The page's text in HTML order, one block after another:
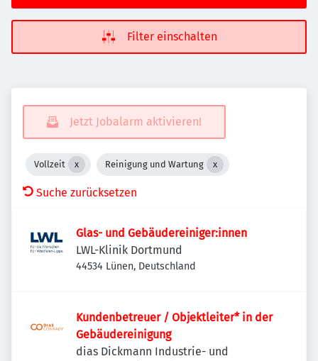
Filter einschalten
Jetzt Jobalarm aktivieren!
Vollzeit Reinigung und Wartung
Suche zurücksetzen
Glas- und Gebäudereiniger:innen
LWL-Klinik Dortmund
44534 Lünen, Deutschland
Kundenbetreuer / Objektleiter* in der
Gebäudereinigung
dias Dickmann Industrie- und